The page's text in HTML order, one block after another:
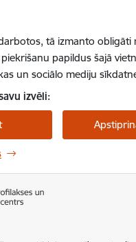
tā izmanto obligāti
papildus šajā
un sociālo mediju
izvēli: